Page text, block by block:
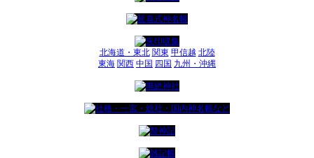
北海道・東北 関東 甲信越 北陸
東海 関西 中国 四国 九州・沖縄